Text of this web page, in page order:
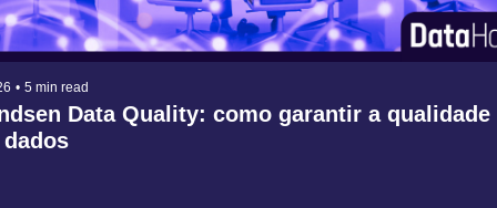
• 5 min read
Data Quality: como garantir a qualidade